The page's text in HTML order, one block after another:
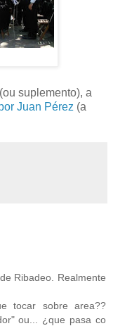
suplemento), a
Juan Pérez (a
Ribadeo. Realmente
tocar sobre area??
ou... ¿que pasa co